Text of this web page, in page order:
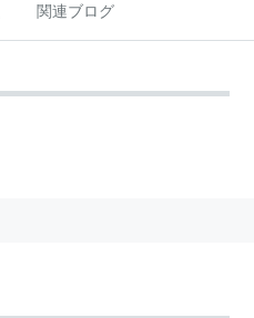
関連ブログ